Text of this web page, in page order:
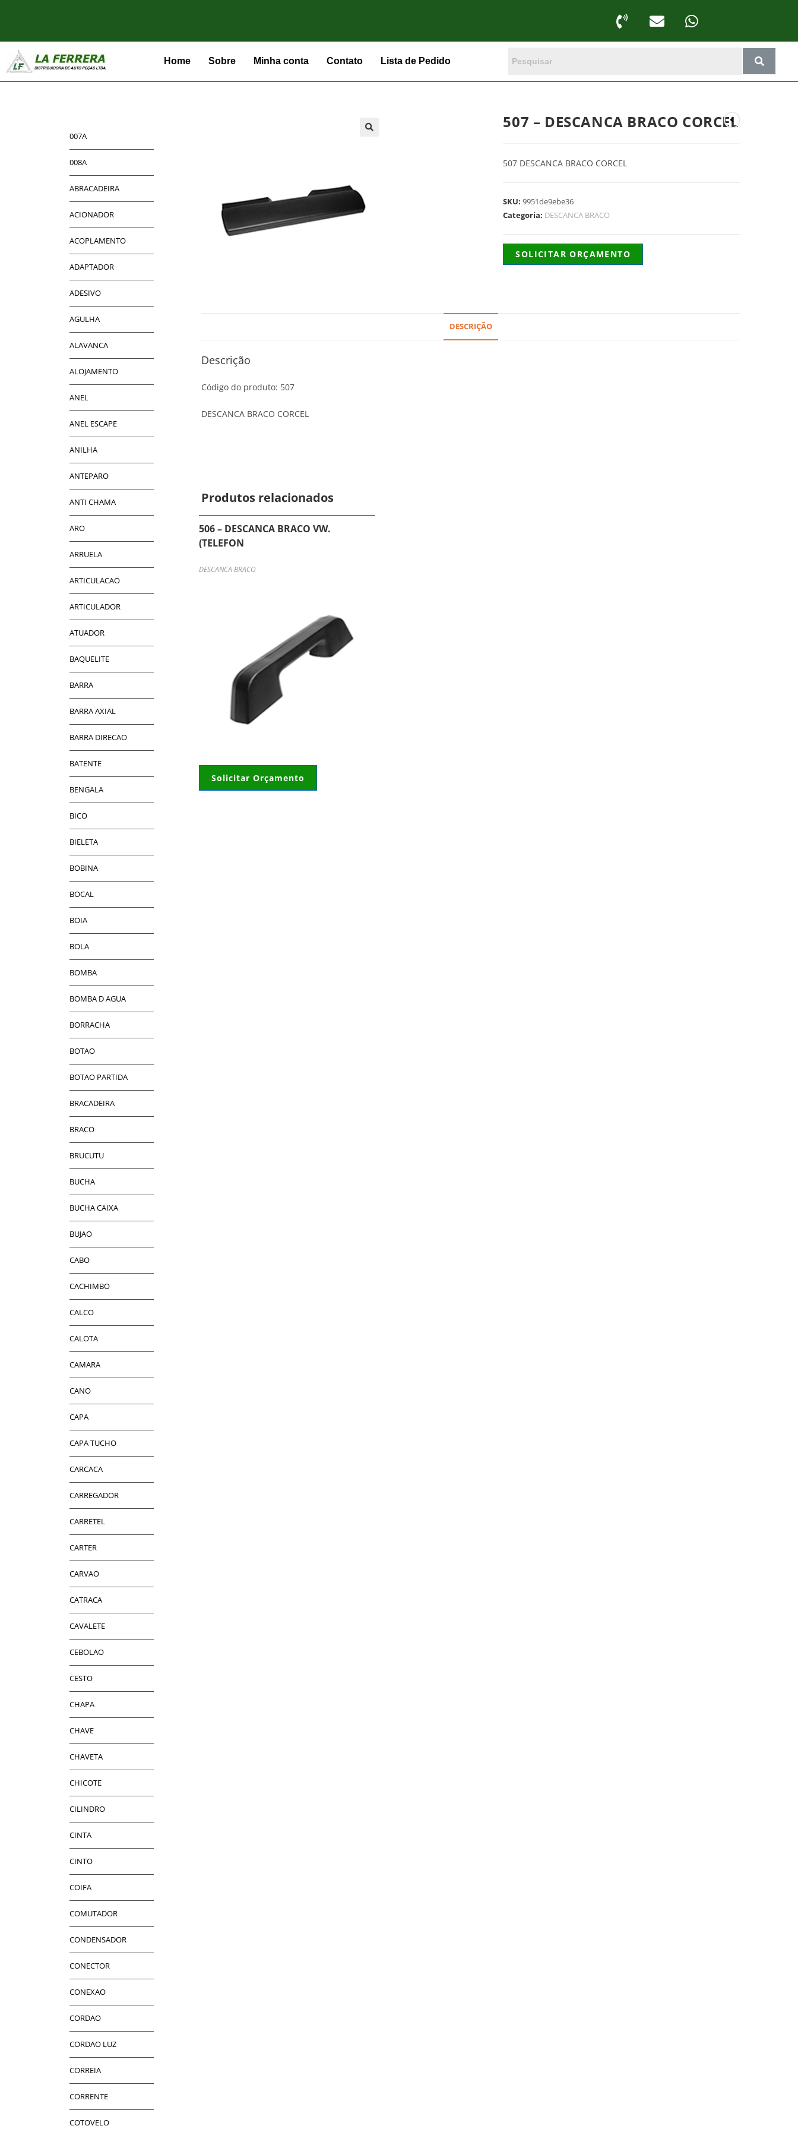
Home Sobre Minha conta Contato Lista de Pedido
507 – DESCANCA BRACO CORCEL
507 DESCANCA BRACO CORCEL
SKU:9951de9ebe36
Categoria: DESCANCA BRACO
SOLICITAR ORÇAMENTO
DESCRIÇÃO
Descrição
Código do produto: 507
DESCANCA BRACO CORCEL
Produtos relacionados
506 – DESCANCA BRACO VW.
(TELEFON
DESCANCA BRACO
Solicitar Orçamento
007A
008A
ABRACADEIRA
ACIONADOR
ACOPLAMENTO
ADAPTADOR
ADESIVO
AGULHA
ALAVANCA
ALOJAMENTO
ANEL
ANEL ESCAPE
ANILHA
ANTEPARO
ANTI CHAMA
ARO
ARRUELA
ARTICULACAO
ARTICULADOR
ATUADOR
BAQUELITE
BARRA
BARRA AXIAL
BARRA DIRECAO
BATENTE
BENGALA
BICO
BIELETA
BOBINA
BOCAL
BOIA
BOLA
BOMBA
BOMBA D AGUA
BORRACHA
BOTAO
BOTAO PARTIDA
BRACADEIRA
BRACO
BRUCUTU
BUCHA
BUCHA CAIXA
BUJAO
CABO
CACHIMBO
CALCO
CALOTA
CAMARA
CANO
CAPA
CAPA TUCHO
CARCACA
CARREGADOR
CARRETEL
CARTER
CARVAO
CATRACA
CAVALETE
CEBOLAO
CESTO
CHAPA
CHAVE
CHAVETA
CHICOTE
CILINDRO
CINTA
CINTO
COIFA
COMUTADOR
CONDENSADOR
CONECTOR
CONEXAO
CORDAO
CORDAO LUZ
CORREIA
CORRENTE
COTOVELO